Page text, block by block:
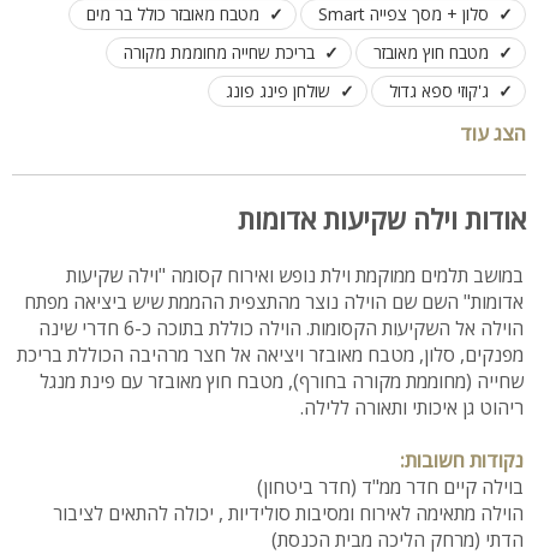
סלון + מסך צפייה Smart
מטבח מאובזר כולל בר מים
מטבח חוץ מאובזר
בריכת שחייה מחוממת מקורה
ג'קוזי ספא גדול
שולחן פינג פונג
לינה בנוחות מירבית עד 15 אורחיםהצג עוד
אודות וילה שקיעות אדומות
במושב תלמים ממוקמת וילת נופש ואירוח קסומה "וילה שקיעות
אדומות" השם שם הוילה נוצר מהתצפית ההממת שיש ביציאה מפתח
הוילה אל השקיעות הקסומות. הוילה כוללת בתוכה כ-6 חדרי שינה
מפנקים, סלון, מטבח מאובזר ויציאה אל חצר מרהיבה הכוללת בריכת
שחייה (מחוממת מקורה בחורף), מטבח חוץ מאובזר עם פינת מנגל
ריהוט גן איכותי ותאורה ללילה.
נקודות חשובות:
בוילה קיים חדר ממ"ד (חדר ביטחון)
הוילה מתאימה לאירוח ומסיבות סולידיות , יכולה להתאים לציבור
הדתי (מרחק הליכה מבית הכנסת)